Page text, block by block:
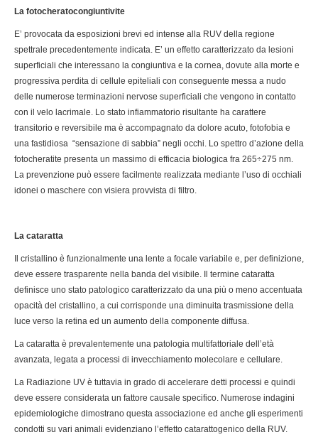
La fotocheratocongiuntivite
E’ provocata da esposizioni brevi ed intense alla RUV della regione
spettrale precedentemente indicata. E’ un effetto caratterizzato da lesioni
superficiali che interessano la congiuntiva e la cornea, dovute alla morte e
progressiva perdita di cellule epiteliali con conseguente messa a nudo
delle numerose terminazioni nervose superficiali che vengono in contatto
con il velo lacrimale. Lo stato infiammatorio risultante ha carattere
transitorio e reversibile ma è accompagnato da dolore acuto, fotofobia e
una fastidiosa “sensazione di sabbia” negli occhi. Lo spettro d’azione della
fotocheratite presenta un massimo di efficacia biologica fra 265÷275 nm.
La prevenzione può essere facilmente realizzata mediante l’uso di occhiali
idonei o maschere con visiera provvista di filtro.
La cataratta
Il cristallino è funzionalmente una lente a focale variabile e, per definizione,
deve essere trasparente nella banda del visibile. Il termine cataratta
definisce uno stato patologico caratterizzato da una più o meno accentuata
opacità del cristallino, a cui corrisponde una diminuita trasmissione della
luce verso la retina ed un aumento della componente diffusa.
La cataratta è prevalentemente una patologia multifattoriale dell’età
avanzata, legata a processi di invecchiamento molecolare e cellulare.
La Radiazione UV è tuttavia in grado di accelerare detti processi e quindi
deve essere considerata un fattore causale specifico. Numerose indagini
epidemiologiche dimostrano questa associazione ed anche gli esperimenti
condotti su vari animali evidenziano l’effetto catarattogenico della RUV.